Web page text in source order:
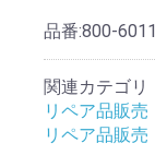
品番:800-6011
関連カテゴリ
リペア品販売
リペア品販売